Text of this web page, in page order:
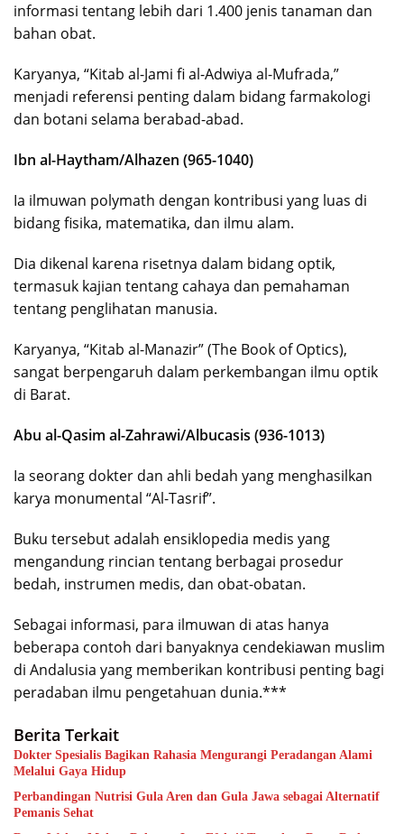
informasi tentang lebih dari 1.400 jenis tanaman dan
bahan obat.
Karyanya, “Kitab al-Jami fi al-Adwiya al-Mufrada,”
menjadi referensi penting dalam bidang farmakologi
dan botani selama berabad-abad.
Ibn al-Haytham/Alhazen (965-1040)
Ia ilmuwan polymath dengan kontribusi yang luas di
bidang fisika, matematika, dan ilmu alam.
Dia dikenal karena risetnya dalam bidang optik,
termasuk kajian tentang cahaya dan pemahaman
tentang penglihatan manusia.
Karyanya, “Kitab al-Manazir” (The Book of Optics),
sangat berpengaruh dalam perkembangan ilmu optik
di Barat.
Abu al-Qasim al-Zahrawi/Albucasis (936-1013)
Ia seorang dokter dan ahli bedah yang menghasilkan
karya monumental “Al-Tasrif”.
Buku tersebut adalah ensiklopedia medis yang
mengandung rincian tentang berbagai prosedur
bedah, instrumen medis, dan obat-obatan.
Sebagai informasi, para ilmuwan di atas hanya
beberapa contoh dari banyaknya cendekiawan muslim
di Andalusia yang memberikan kontribusi penting bagi
peradaban ilmu pengetahuan dunia.***
Berita Terkait
Dokter Spesialis Bagikan Rahasia Mengurangi Peradangan Alami
Melalui Gaya Hidup
Perbandingan Nutrisi Gula Aren dan Gula Jawa sebagai Alternatif
Pemanis Sehat